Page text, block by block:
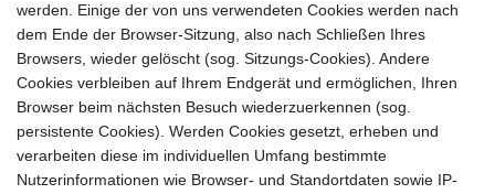
werden. Einige der von uns verwendeten Cookies werden nach
dem Ende der Browser-Sitzung, also nach Schließen Ihres
Browsers, wieder gelöscht (sog. Sitzungs-Cookies). Andere
Cookies verbleiben auf Ihrem Endgerät und ermöglichen, Ihren
Browser beim nächsten Besuch wiederzuerkennen (sog.
persistente Cookies). Werden Cookies gesetzt, erheben und
verarbeiten diese im individuellen Umfang bestimmte
Nutzerinformationen wie Browser- und Standortdaten sowie IP-